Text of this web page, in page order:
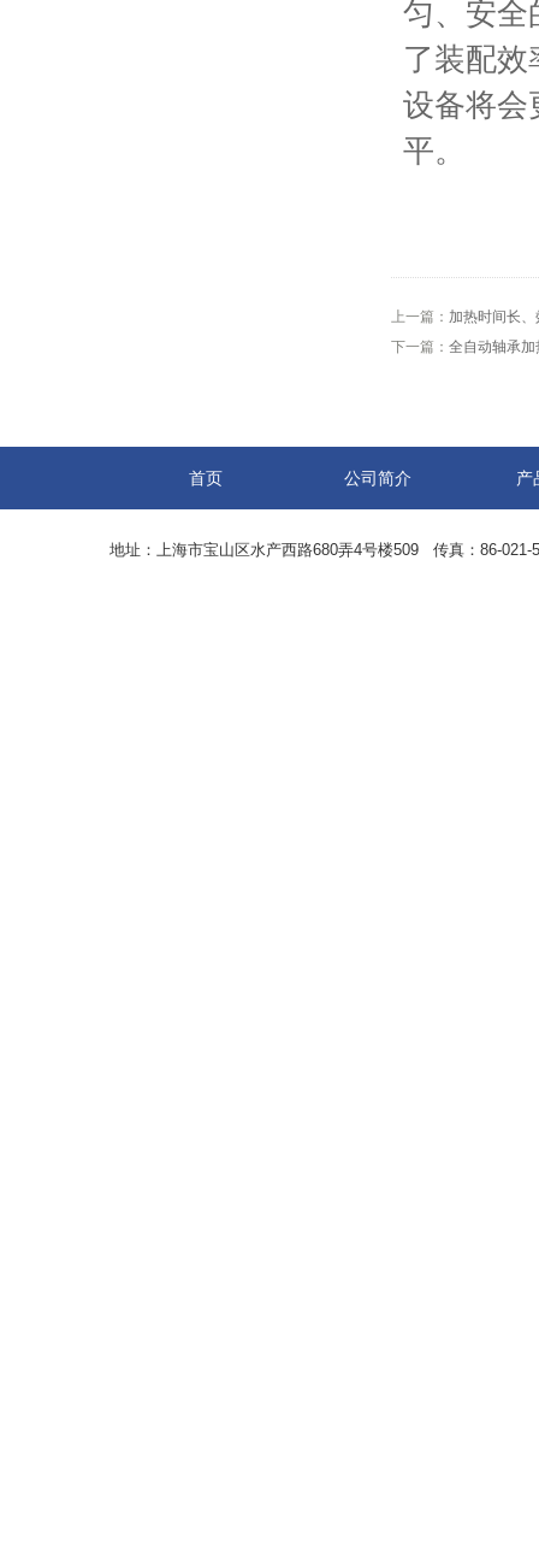
匀、安全
了装配
设备将会
平。
上一篇： 加热时间长
下一篇： 全自动轴承
首页 公司简介 产
地址：上海市宝山区水产西路680弄4号楼509 传真：86-